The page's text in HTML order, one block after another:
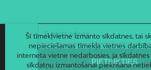
Šī tīmekļvietne izmanto sīkdatnes, tai
nepieciešamas tīmekļa vietnes
interneta vietne nedarbosies, ja
sīkdatņu izmantošanai piekrišana